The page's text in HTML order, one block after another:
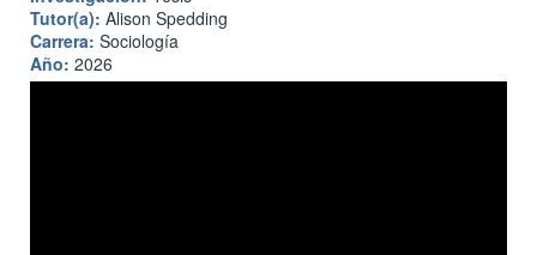
Tutor(a): Alison Spedding
Carrera: Sociología
Año: 2026